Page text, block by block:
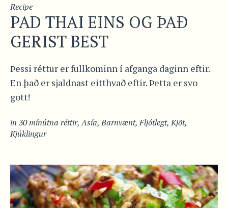
Recipe
PAD THAI EINS OG ÞAÐ
GERIST BEST
Þessi réttur er fullkominn í afganga daginn eftir.
En það er sjaldnast eitthvað eftir. Þetta er svo
gott!
in 30 mínútna réttir,Asía,Barnvænt,Fljótlegt,Kjöt,
Kjúklingur